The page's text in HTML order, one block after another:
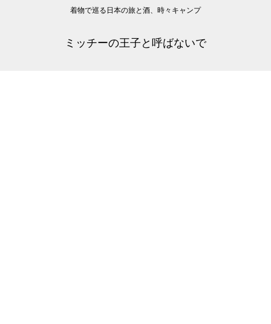
着物で巡る日本の旅と酒、時々キャンプ
ミッチーの王子と呼ばないで